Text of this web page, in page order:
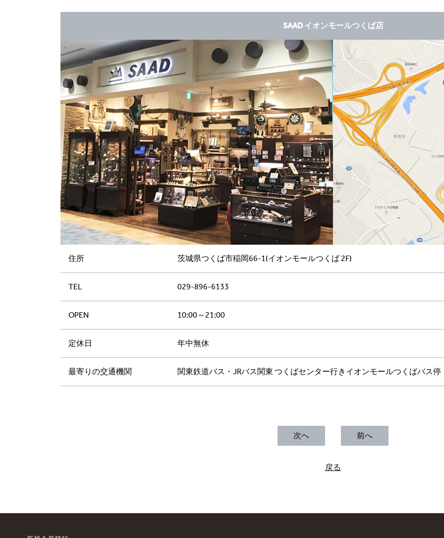
SAAD イオンモールつくば店
住所 茨城県つくば市稲岡66-1(イオンモールつくば 2F)
TEL 029-896-6133
OPEN 10:00～21:00
定休日 年中無休
最寄りの交通機関 関東鉄道バス・JRバス関東 つくばセンター行きイオンモールつくばバス停
次へ 前へ
戻る